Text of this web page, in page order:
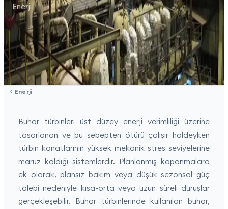
Enerji
Enerji
Buhar türbinleri üst düzey enerji verimliliği üzerine
tasarlanan ve bu sebepten ötürü çalışır haldeyken
türbin kanatlarının yüksek mekanik stres seviyelerine
maruz kaldığı sistemlerdir. Planlanmış kapanmalara
ek olarak, plansız bakım veya düşük sezonsal güç
talebi nedeniyle kısa-orta veya uzun süreli duruşlar
gerçekleşebilir. Buhar türbinlerinde kullanılan buhar,